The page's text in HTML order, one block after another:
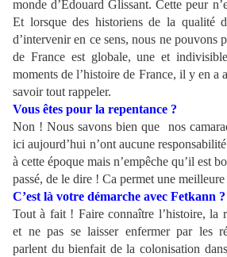
monde d’Edouard Glissant. Cette peur
Et lorsque des historiens de la qualité
d’intervenir en ce sens, nous ne pouvons
de France est globale, une et
moments de l’histoire de France, il y en a
savoir tout rappeler.
Vous êtes pour la repentance ?
Non ! Nous savons bien que nos
ici aujourd’hui n’ont aucune
à cette époque mais n’empêche qu’il est
passé, de le dire ! Ca permet une
C’est là votre démarche avec Fetkann ?
Tout à fait ! Faire connaître l’histoire, la
et ne pas se laisser enfermer par les
parlent du bienfait de la colonisation